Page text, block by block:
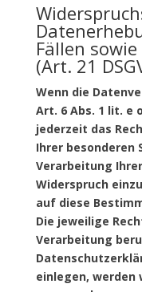
Fällen
(Art. 21
Wenn die
Art. 6 Abs. 1 lit. e
jederzeit das
Ihrer besonderen
Verarbeitung
Widerspruch
auf diese
Die jeweilige
Verarbeitung
einlegen, werden